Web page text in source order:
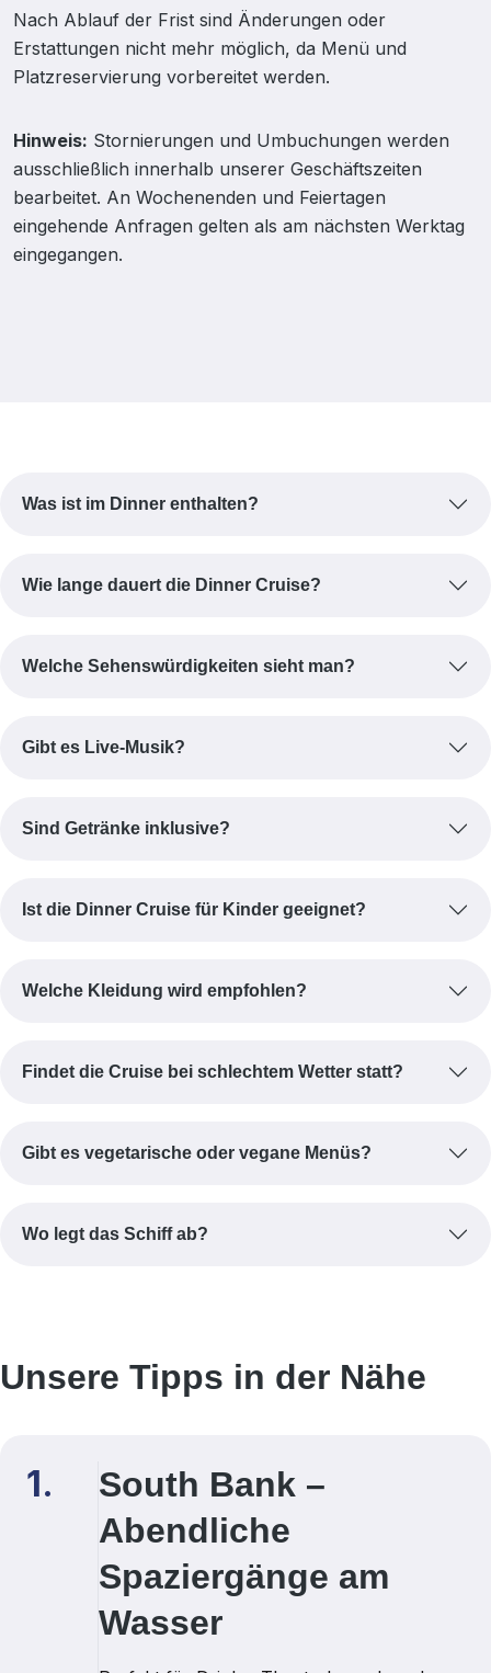
Nach Ablauf der Frist sind Änderungen oder
Erstattungen nicht mehr möglich, da Menü und
Platzreservierung vorbereitet werden.
Hinweis: Stornierungen und Umbuchungen werden
ausschließlich innerhalb unserer Geschäftszeiten
bearbeitet. An Wochenenden und Feiertagen
eingehende Anfragen gelten als am nächsten Werktag
eingegangen.
Was ist im Dinner enthalten?
Wie lange dauert die Dinner Cruise?
Welche Sehenswürdigkeiten sieht man?
Gibt es Live-Musik?
Sind Getränke inklusive?
Ist die Dinner Cruise für Kinder geeignet?
Welche Kleidung wird empfohlen?
Findet die Cruise bei schlechtem Wetter statt?
Gibt es vegetarische oder vegane Menüs?
Wo legt das Schiff ab?
Unsere Tipps in der Nähe
1.
South Bank –
Abendliche
Spaziergänge am
Wasser